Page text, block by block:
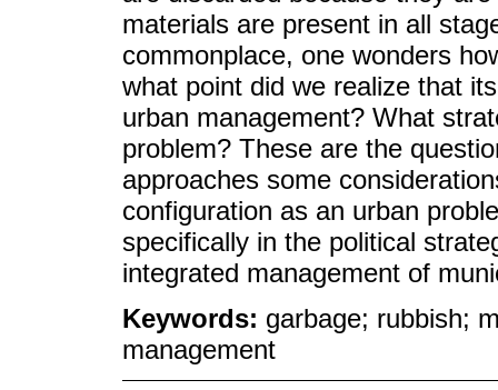
materials are present in all
commonplace, one wonders
what point did we realize that
urban management? What
problem? These are the
approaches some
configuration as an urban
specifically in the political
integrated management of
Keywords: garbage; rubbish;
management